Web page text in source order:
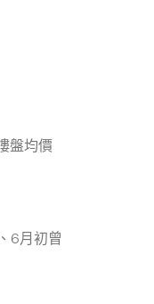
盤均價
6月初曾